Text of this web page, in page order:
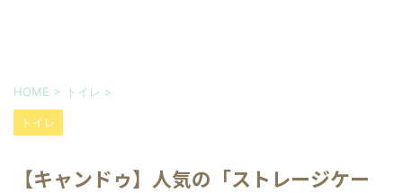
HOME > トイレ >
トイレ
【キャンドゥ】人気の「ストレージケー